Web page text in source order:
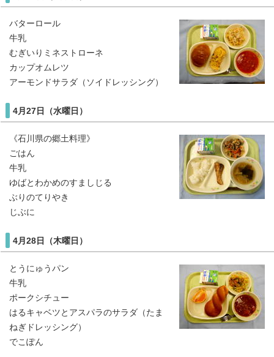
バターロール
牛乳
むぎいりミネストローネ
カップオムレツ
アーモンドサラダ（ソイドレッシング）
4月27日（水曜日）
《石川県の郷土料理》
ごはん
牛乳
ゆばとわかめのすましじる
ぶりのてりやき
じぶに
4月28日（木曜日）
とうにゅうパン
牛乳
ポークシチュー
はるキャベツとアスパラのサラダ（たま
ねぎドレッシング）
でこぽん